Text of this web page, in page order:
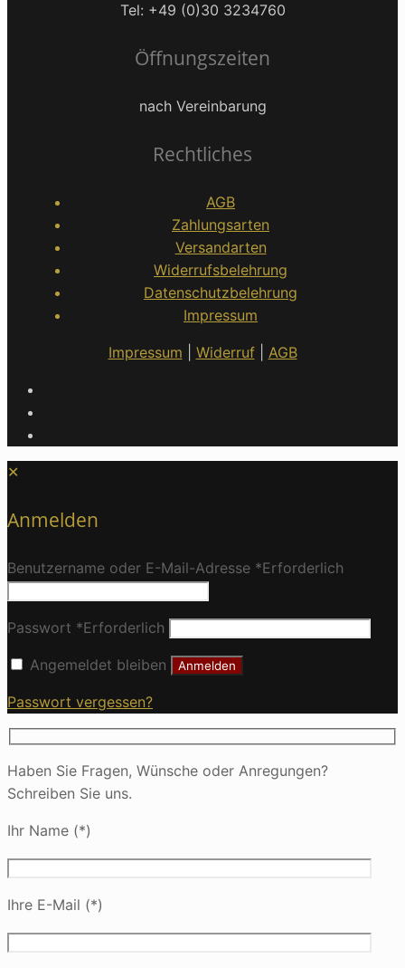
Tel: +49 (0)30 3234760
Öffnungszeiten
nach Vereinbarung
Rechtliches
AGB
Zahlungsarten
Versandarten
Widerrufsbelehrung
Datenschutzbelehrung
Impressum
Impressum Widerruf| AGB
✕
Anmelden
Benutzername oder E-Mail-Adresse *Erforderlich
Passwort *Erforderlich
Angemeldet bleiben Anmelden
Passwort vergessen?
Haben Sie Fragen, Wünsche oder Anregungen?
Schreiben Sie uns.
Ihr Name (*)
Ihre E-Mail (*)